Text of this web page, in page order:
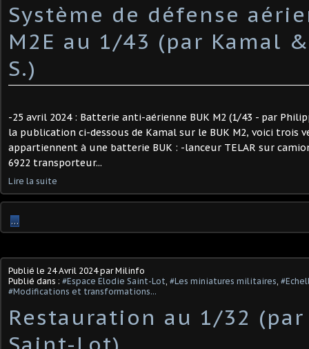
Système de défense
M2E au 1/43 (par Kamal
S.)
-25 avril 2024 : Batterie anti-aérienne BUK M2 (1/43 - par
la publication ci-dessous de Kamal sur le BUK M2, voici trois
appartiennent à une batterie BUK : -lanceur TELAR sur
6922 transporteur...
Lire la suite
…
Publié le 24 Avril 2024par Milinfo
Publié dans : #Espace Elodie Saint-Lot, #Les miniatures militaires,
#Modifications et transformations...
Restauration au 1/32